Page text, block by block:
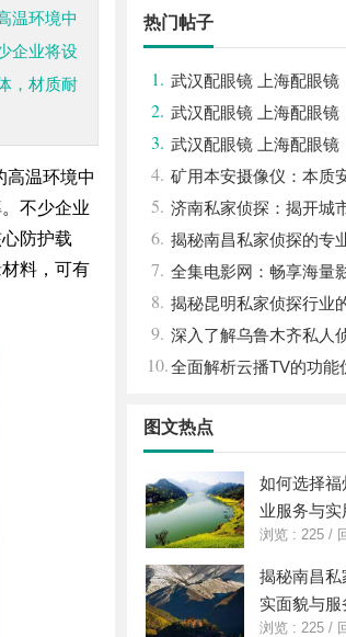
温环境中
企业将设
，材质耐
高温环境中
不少企业
防护载
料，可有
热门帖子
1. 武汉配眼镜 上海配眼镜
2. 武汉配眼镜 上海配眼镜
3. 武汉配眼镜 上海配眼镜
4. 矿用本安摄像仪：本质
高危区域放心用
5. 济南私家侦探：揭开城
查服务
6. 揭秘南昌私家侦探的专
状全面解析
7. 全集电影网：畅享海量
选择
8. 揭秘昆明私家侦探行业
务价值
9. 深入了解乌鲁木齐私人
性与应用领域
10.全面解析云播TV的功能
图文热点
如何选择
业服务与实
浏览 : 225 /
揭秘南昌
实面貌与服
浏览 : 225 /